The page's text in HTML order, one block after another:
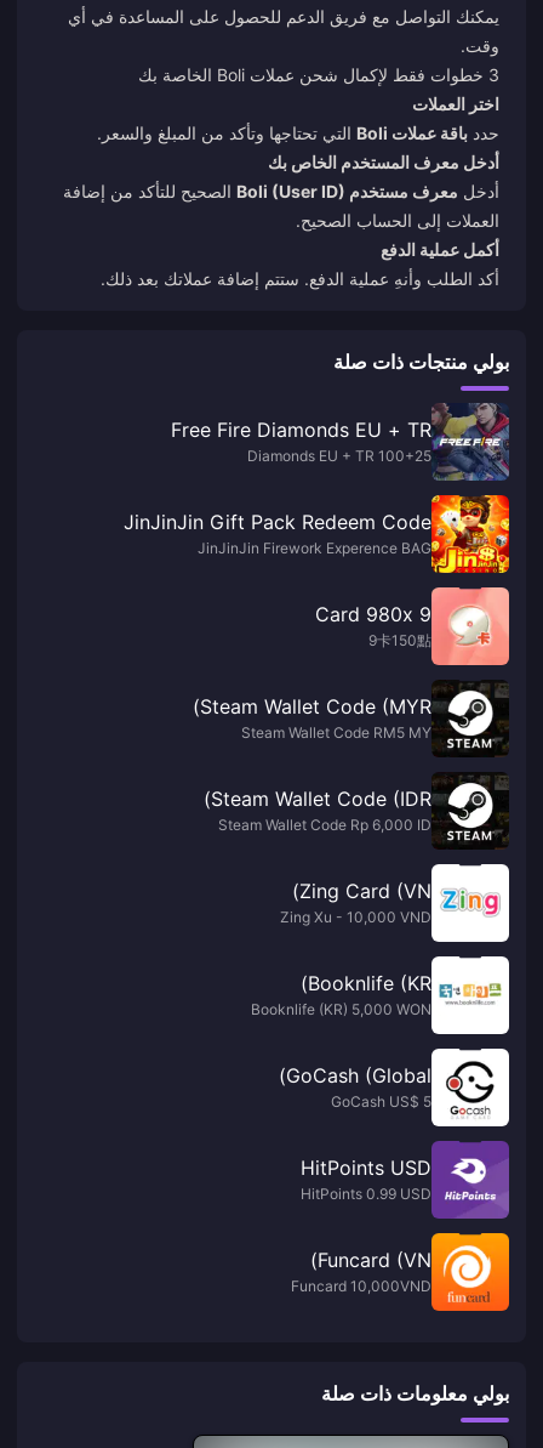
يمكنك التواصل مع فريق الدعم للحصول على المساعدة في أي
وقت.
3 خطوات فقط لإكمال شحن عملات Boli الخاصة بك
اختر العملات
حدد باقة عملات Boli
التي تحتاجها وتأكد من المبلغ والسعر.
أدخل معرف المستخدم الخاص بك
أدخل معرف مستخدم Boli (User ID)
الصحيح للتأكد من إضافة
العملات إلى الحساب الصحيح.
أكمل عملية الدفع
أكد الطلب وأنهِ عملية الدفع. ستتم إضافة عملاتك بعد ذلك.
بولي منتجات ذات صلة
Free Fire Diamonds EU + TR
100+25 Diamonds EU + TR
JinJinJin Gift Pack Redeem Code
JinJinJin Firework Experence BAG
9 Card 980x
9卡150點
Steam Wallet Code (MYR)
Steam Wallet Code RM5 MY
Steam Wallet Code (IDR)
Steam Wallet Code Rp 6,000 ID
Zing Card (VN)
Zing Xu - 10,000 VND
Booknlife (KR)
Booknlife (KR) 5,000 WON
GoCash (Global)
GoCash US$ 5
HitPoints USD
HitPoints 0.99 USD
Funcard (VN)
Funcard 10,000VND
بولي معلومات ذات صلة